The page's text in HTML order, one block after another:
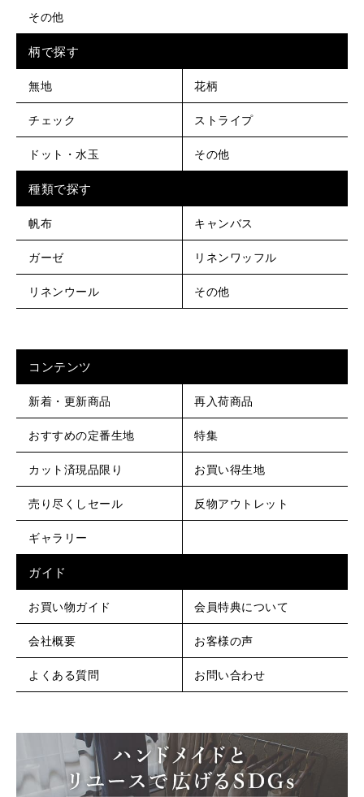
その他
柄で探す
無地 花柄
チェック ストライプ
ドット・水玉 その他
種類で探す
帆布 キャンバス
ガーゼ リネンワッフル
リネンウール その他
コンテンツ
新着・更新商品 再入荷商品
おすすめの定番生地 特集
カット済現品限り お買い得生地
売り尽くしセール 反物アウトレット
ギャラリー
ガイド
お買い物ガイド 会員特典について
会社概要 お客様の声
よくある質問 お問い合わせ